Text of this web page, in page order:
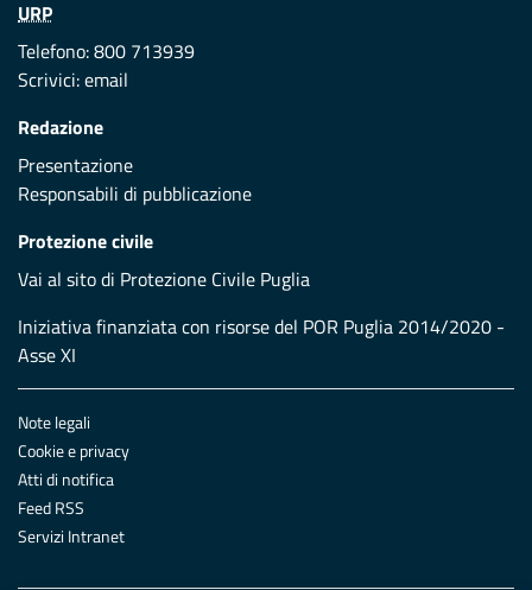
URP
Telefono: 800 713939
Scrivici:email
Redazione
Presentazione
Responsabili di pubblicazione
Protezione civile
Vai al sito di Protezione Civile Puglia
Iniziativa finanziata con risorse del POR Puglia 2014/2020 -
Asse XI
Note legali
Cookie e privacy
Atti di notifica
Feed RSS
Servizi Intranet